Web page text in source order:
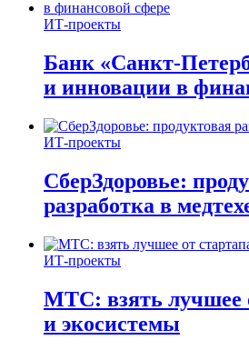
ИТ-проекты
Банк «Санкт-
и инновации в
ИТ-проекты
СберЗдоровье:
разработка в
ИТ-проекты
МТС: взять лучшее
и экосистемы